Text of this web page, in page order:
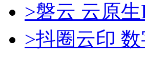
>磐云 云原生
>抖圈云印